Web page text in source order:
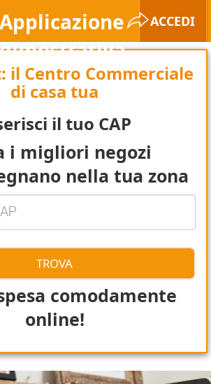
Applicazione
dimostrativa
ACCEDI
Centro Commerciale
di casa tua
il tuo CAP
i migliori negozi
nella tua zona
comodamente
online!